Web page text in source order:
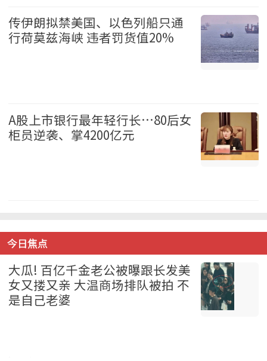
传伊朗拟禁美国、以色列船只通
行荷莫兹海峡 违者罚货值20%
A股上市银行最年轻行长…80后女
柜员逆袭、掌4200亿元
今日焦点
大瓜! 百亿千金老公被曝跟长发美
女又搂又亲 大温商场排队被拍 不
是自己老婆